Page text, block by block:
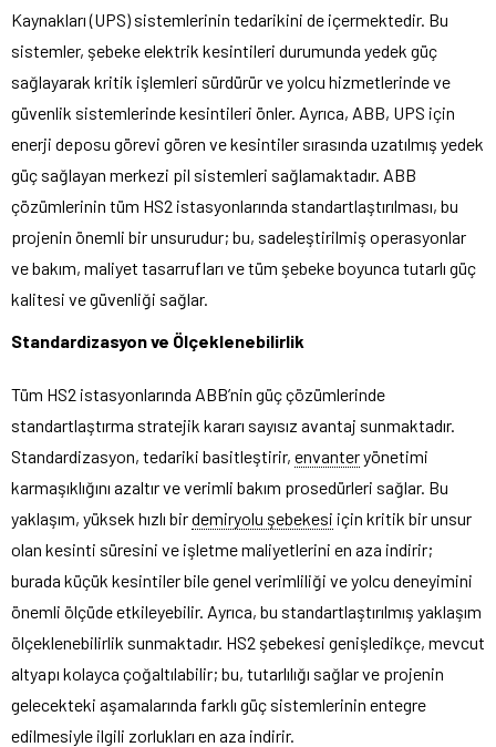
Kaynakları (UPS) sistemlerinin tedarikini de içermektedir. Bu
sistemler, şebeke elektrik kesintileri durumunda yedek güç
sağlayarak kritik işlemleri sürdürür ve yolcu hizmetlerinde ve
güvenlik sistemlerinde kesintileri önler. Ayrıca, ABB, UPS için
enerji deposu görevi gören ve kesintiler sırasında uzatılmış yedek
güç sağlayan merkezi pil sistemleri sağlamaktadır. ABB
çözümlerinin tüm HS2 istasyonlarında standartlaştırılması, bu
projenin önemli bir unsurudur; bu, sadeleştirilmiş operasyonlar
ve bakım, maliyet tasarrufları ve tüm şebeke boyunca tutarlı güç
kalitesi ve güvenliği sağlar.
Standardizasyon ve Ölçeklenebilirlik
Tüm HS2 istasyonlarında ABB’nin güç çözümlerinde
standartlaştırma stratejik kararı sayısız avantaj sunmaktadır.
Standardizasyon, tedariki basitleştirir, envanteryönetimi
karmaşıklığını azaltır ve verimli bakım prosedürleri sağlar. Bu
yaklaşım, yüksek hızlı birdemiryolu şebekesi için kritik bir unsur
olan kesinti süresini ve işletme maliyetlerini en aza indirir;
burada küçük kesintiler bile genel verimliliği ve yolcu deneyimini
önemli ölçüde etkileyebilir. Ayrıca, bu standartlaştırılmış yaklaşım
ölçeklenebilirlik sunmaktadır. HS2 şebekesi genişledikçe, mevcut
altyapı kolayca çoğaltılabilir; bu, tutarlılığı sağlar ve projenin
gelecekteki aşamalarında farklı güç sistemlerinin entegre
edilmesiyle ilgili zorlukları en aza indirir.